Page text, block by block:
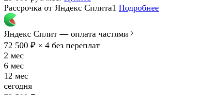
Рассрочка от Яндекс Сплита1 Подробнее
Яндекс Сплит — оплата частями
72 500 ₽ × 4 без переплат
2 мес
6 мес
12 мес
сегодня